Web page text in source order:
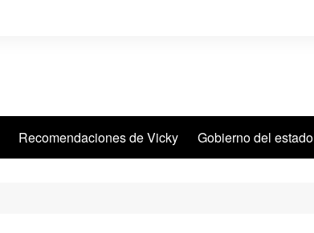
Recomendaciones de Vicky Gobierno del estado